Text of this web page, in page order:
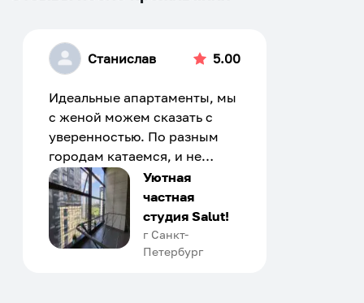
Станислав 5.00
Идеальные апартаменты, мы
с женой можем сказать с
уверенностью. По разным
городам катаемся, и не
только в России. Сервис на
отличном уровне. Хозяин
апартаментов доброй души
человек, всегда можно
договориться, подскажет
Уютная
частная
студия Salut!
г Санкт-
Петербург